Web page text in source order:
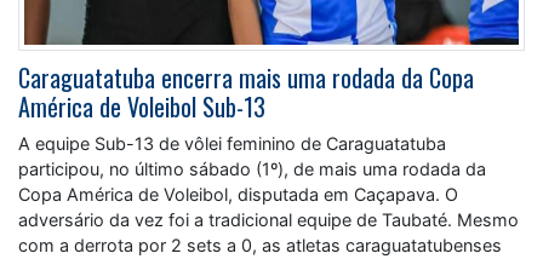
Caraguatatuba encerra mais uma rodada da Copa
América de Voleibol Sub-13
A equipe Sub-13 de vôlei feminino de Caraguatatuba
participou, no último sábado (1º), de mais uma rodada da
Copa América de Voleibol, disputada em Caçapava. O
adversário da vez foi a tradicional equipe de Taubaté. Mesmo
com a derrota por 2 sets a 0, as atletas caraguatatubenses